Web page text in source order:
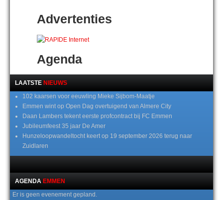
Advertenties
Agenda
LAATSTE NIEUWS
102 kaarsen voor eeuwling Mieke Sijbom-Maatje
Emmen wint op Open Dag overtuigend van Almere City
Daan Lambers tekent eerste profcontract bij FC Emmen
Jubileumfeest 35 jaar De Amer
Hunzeloopwandeltocht keert op 19 september 2026 terug naar
Zuidlaren
AGENDA EMMEN
Er is geen evenement gepland.